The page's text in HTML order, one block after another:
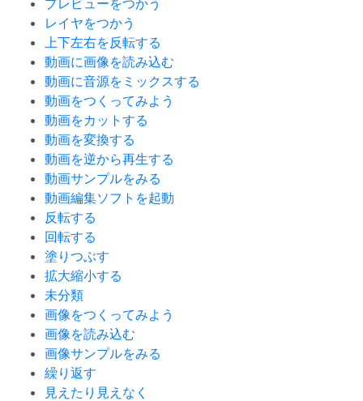
プレビューをつかう
レイヤをつかう
上下左右を反転する
動画に画像を読み込む
動画に音源をミックスする
動画をつくってみよう
動画をカットする
動画を変換する
動画を逆から再生する
動画サンプルをみる
動画編集ソフトを起動
反転する
回転する
塗りつぶす
拡大縮小する
未分類
画像をつくってみよう
画像を読み込む
画像サンプルをみる
繰り返す
見えたり見えなく